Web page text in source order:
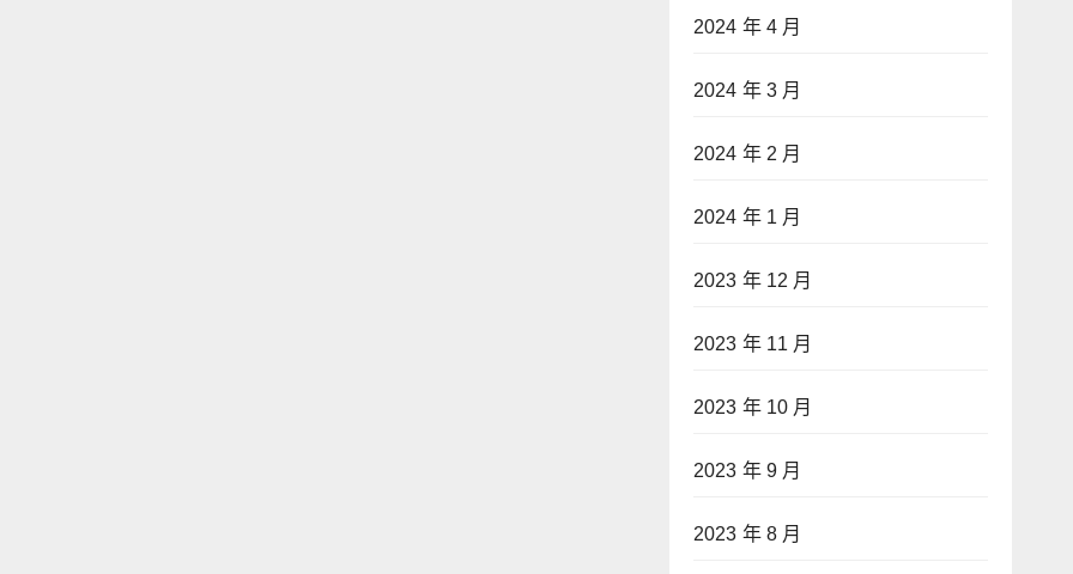
2024 年 4 月
2024 年 3 月
2024 年 2 月
2024 年 1 月
2023 年 12 月
2023 年 11 月
2023 年 10 月
2023 年 9 月
2023 年 8 月